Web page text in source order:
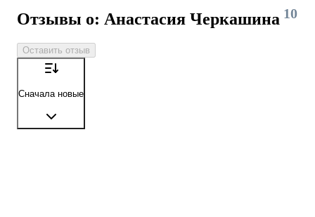
Отзывы о: Анастасия Черкашина 10
Оставить отзыв
Сначала новые